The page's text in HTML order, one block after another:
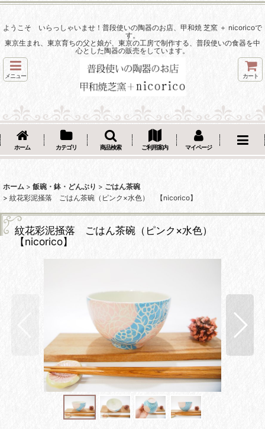
ようこそ いらっしゃいませ！普段使いの陶器のお店、甲和焼 芝窯 ＋ nicoricoで
す。
東京生まれ、東京育ちの父と娘が、東京の工房で制作する、普段使いの食器を中
心とした陶器の販売をしています。
メニュー カート
ホーム カテゴリ 商品検索 ご利用案内 マイページ
ホーム > 飯碗・鉢・どんぶり > ごはん茶碗
> 紋花彩泥掻落 ごはん茶碗（ピンク×水色） 【nicorico】
紋花彩泥掻落 ごはん茶碗（ピンク×水色）
【nicorico】